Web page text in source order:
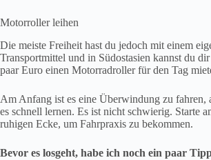
Motorroller leihen
Die meiste Freiheit hast du jedoch mit einem
Transportmittel und in Südostasien kannst du
paar Euro einen Motorradroller für den Tag
Am Anfang ist es eine Überwindung zu fahren,
es schnell lernen. Es ist nicht schwierig. Starte
ruhigen Ecke, um Fahrpraxis zu bekommen.
Bevor es losgeht, habe ich noch ein paar